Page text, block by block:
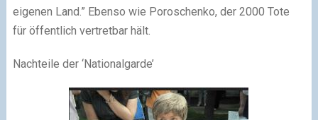
eigenen Land.” Ebenso wie Poroschenko, der 2000 Tote
für öffentlich vertretbar hält.
Nachteile der ‘Nationalgarde’